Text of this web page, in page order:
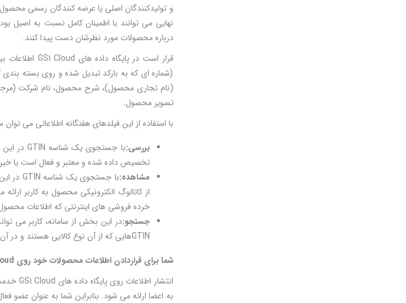
و تولیدکنندگان اصلی یا عرضه کنندگان رسمی محصول،
نهایی می توانند با اطمینان کامل نسبت به اصیل
درباره محصولات مورد نظرشان دست پیدا کنند.
(شماره ای که به بارکد تبدیل شده و روی بسته
تصویر محصول.
با استفاده از این فیلدهای هفتگانه اطلاعاتی می توان
بررسی:
تخصیص داده شده و معتبر و فعال است یا
مشاهده:
از کاتالوگ الکترونیکی محصول به کاربر
خرده فروشی های اینترنتی که اطلاعات
جستجو:در این بخش از سامانه، کاربر می
GTINهایی که از آن نوع کالایی هستند و در آن کشور عرضه می شوند را بیابد.
شما برای قراردادن اطلاعات محصولات خود روی